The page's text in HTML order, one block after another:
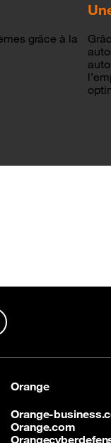
grâce à la
Orange
Orange-
Orange.com